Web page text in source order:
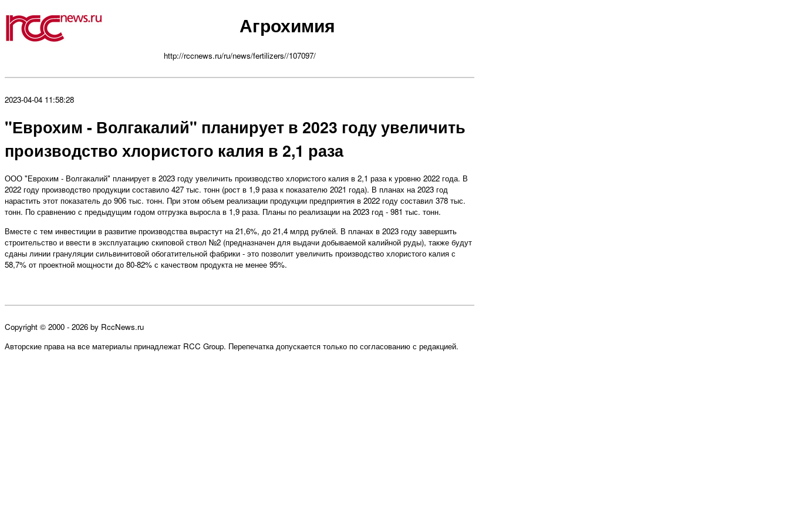
Агрохимия
http://rccnews.ru/ru/news/fertilizers//107097/
2023-04-04 11:58:28
"Еврохим - Волгакалий" планирует в 2023 году увеличить
производство хлористого калия в 2,1 раза
ООО "Еврохим - Волгакалий" планирует в 2023 году увеличить производство хлористого калия в 2,1 раза к уровню 2022 года. В
2022 году производство продукции составило 427 тыс. тонн (рост в 1,9 раза к показателю 2021 года). В планах на 2023 год
нарастить этот показатель до 906 тыс. тонн. При этом объем реализации продукции предприятия в 2022 году составил 378 тыс.
тонн. По сравнению с предыдущим годом отгрузка выросла в 1,9 раза. Планы по реализации на 2023 год - 981 тыс. тонн.
Вместе с тем инвестиции в развитие производства вырастут на 21,6%, до 21,4 млрд рублей. В планах в 2023 году завершить
строительство и ввести в эксплуатацию скиповой ствол №2 (предназначен для выдачи добываемой калийной руды), также будут
сданы линии грануляции сильвинитовой обогатительной фабрики - это позволит увеличить производство хлористого калия с
58,7% от проектной мощности до 80-82% с качеством продукта не менее 95%.
Copyright © 2000 - 2026 by RccNews.ru
Авторские права на все материалы принадлежат RCC Group. Перепечатка допускается только по согласованию с редакцией.